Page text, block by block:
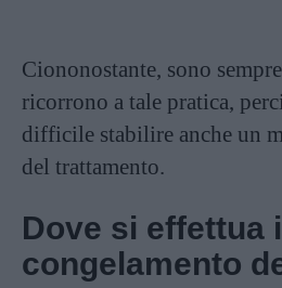
Ciononostante, sono
ricorrono a tale pratica,
difficile stabilire anche un
del trattamento.
Dove si effettua
congelamento